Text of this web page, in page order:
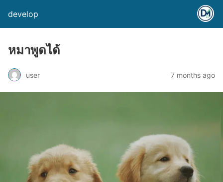
develop
หมาพูดได้
user 7 months ago